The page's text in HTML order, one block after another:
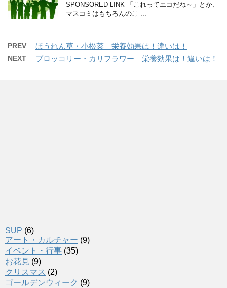
SPONSORED LINK 「これってエコだね～」とか、
マスコミはもちろんのこ ...
PREV ほうれん草・小松菜 栄養効果は！違いは！
NEXT ブロッコリー・カリフラワー 栄養効果は！違いは！
SUP (6)
アート・カルチャー (9)
イベント・行事 (35)
お花見 (9)
クリスマス (2)
ゴールデンウィーク (9)